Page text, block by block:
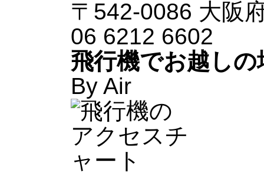
〒542-0086 大阪
06 6212 6602
飛行機でお越しの
By Air